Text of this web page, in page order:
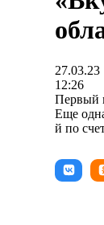
27.03.23
12:26
Первый
Еще
й по